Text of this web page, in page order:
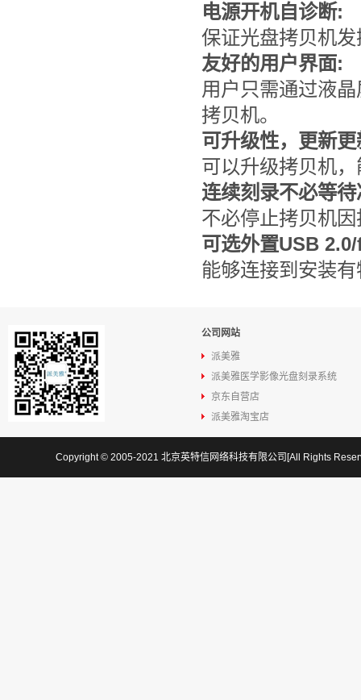
电源开机自诊断:
保证光盘拷贝机
友好的用户界面:
用户只需通过液
拷贝机。
可升级性，更新
可以升级拷贝机
连续刻录不必等
不必停止拷贝机
可选外置USB
能够连接到安装
公司网站
派美雅
派美雅医学影像光盘刻录系统
京东自营店
派美雅淘宝店
Copyright © 2005-2021 北京英特信网络科技有限公司[All Rights